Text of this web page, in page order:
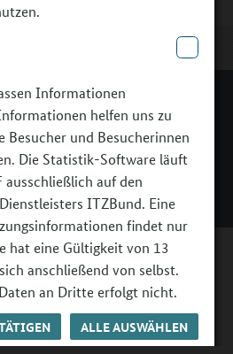
Informationen
helfen uns zu
Besucher und Besucherinnen
Die Statistik-Software läuft
ausschließlich auf den
ITZBund. Eine
findet nur
hat eine Gültigkeit von 13
anschließend von selbst.
an Dritte erfolgt nicht.
ALLE AUSWÄHLEN
Familie, Senioren, Frauen und Jugend.
Erklärung zur Barrierefreiheit